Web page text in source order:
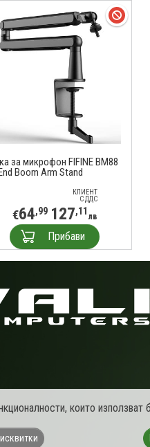
за микрофон FIFINE BM88
Boom Arm Stand
КЛИЕНТ
С ДДС
€64,99 127,11 лв
Прибави
които използват